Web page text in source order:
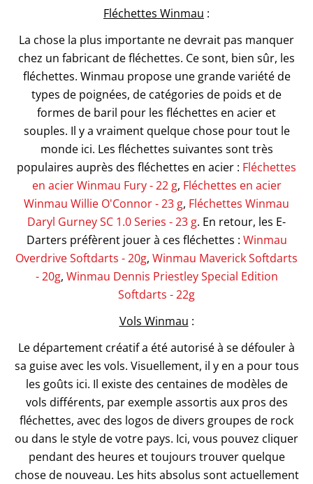
Fléchettes Winmau :
La chose la plus importante ne devrait pas manquer
chez un fabricant de fléchettes. Ce sont, bien sûr, les
fléchettes. Winmau propose une grande variété de
types de poignées, de catégories de poids et de
formes de baril pour les fléchettes en acier et
souples. Il y a vraiment quelque chose pour tout le
monde ici. Les fléchettes suivantes sont très
populaires auprès des fléchettes en acier : Fléchettes
en acier Winmau Fury - 22 g, Fléchettes en acier
Winmau Willie O'Connor - 23 g, Fléchettes Winmau
Daryl Gurney SC 1.0 Series - 23 g. En retour, les E-
Darters préfèrent jouer à ces fléchettes : Winmau
Overdrive Softdarts - 20g, Winmau Maverick Softdarts
- 20g, Winmau Dennis Priestley Special Edition
Softdarts - 22g
Vols Winmau :
Le département créatif a été autorisé à se défouler à
sa guise avec les vols. Visuellement, il y en a pour tous
les goûts ici. Il existe des centaines de modèles de
vols différents, par exemple assortis aux pros des
fléchettes, avec des logos de divers groupes de rock
ou dans le style de votre pays. Ici, vous pouvez cliquer
pendant des heures et toujours trouver quelque
chose de nouveau. Les hits absolus sont actuellement